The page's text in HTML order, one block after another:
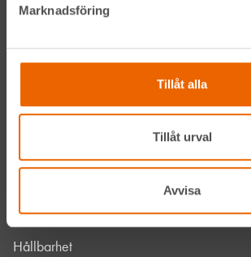
Marknadsföring
Tillåt alla
Tillåt urval
Avvisa
Navigation
Våra maskiner
HLLÅ! Vår värld
Om HLL
Hållbarhet